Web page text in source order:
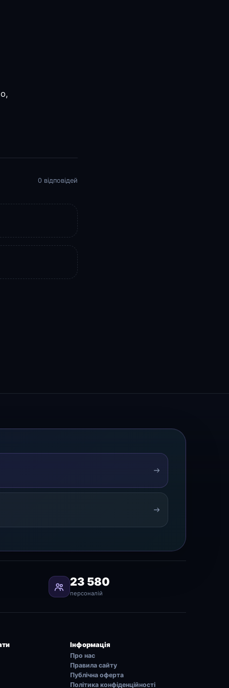
0 відповідей
23 580
персоналій
Інформація
Про нас
Правила сайту
Публічна оферта
Політика конфіденційності